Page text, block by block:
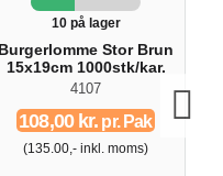
10 på lager
Burgerlomme Stor Brun
15x19cm 1000stk/kar.
4107
108,00 kr. pr. Pak
(135.00,- inkl. moms)